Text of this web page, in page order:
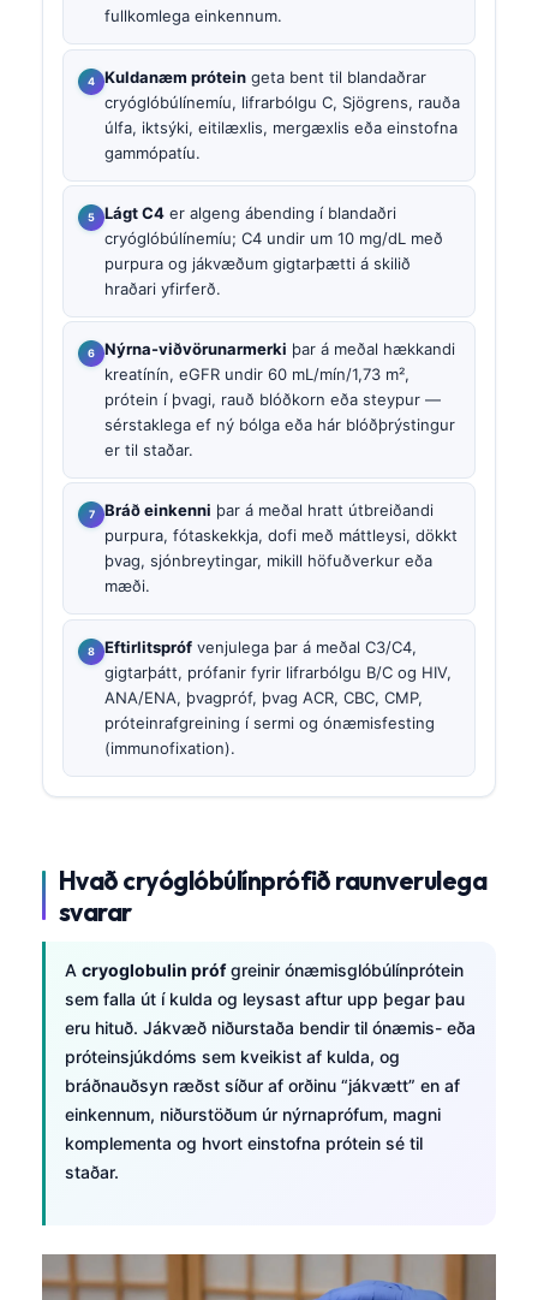
fullkomlega einkennum.
Kuldanæm prótein geta bent til blandaðrar
cryóglóbúlínemíu, lifrarbólgu C, Sjögrens, rauða
úlfa, iktsýki, eitilæxlis, mergæxlis eða einstofna
gammópatíu.
Lágt C4 er algeng ábending í blandaðri
cryóglóbúlínemíu; C4 undir um 10 mg/dL með
purpura og jákvæðum gigtarþætti á skilið
hraðari yfirferð.
Nýrna-viðvörunarmerki þar á meðal hækkandi
kreatínín, eGFR undir 60 mL/mín/1,73 m²,
prótein í þvagi, rauð blóðkorn eða steypur —
sérstaklega ef ný bólga eða hár blóðþrýstingur
er til staðar.
Bráð einkenni þar á meðal hratt útbreiðandi
purpura, fótaskekkja, dofi með máttleysi, dökkt
þvag, sjónbreytingar, mikill höfuðverkur eða
mæði.
Eftirlitspróf venjulega þar á meðal C3/C4,
gigtarþátt, prófanir fyrir lifrarbólgu B/C og HIV,
ANA/ENA, þvagpróf, þvag ACR, CBC, CMP,
próteinrafgreining í sermi og ónæmisfesting
(immunofixation).
Hvað cryóglóbúlínprófið raunverulega
svarar
A cryoglobulin prófgreinir ónæmisglóbúlínprótein
sem falla út í kulda og leysast aftur upp þegar þau
eru hituð. Jákvæð niðurstaða bendir til ónæmis- eða
próteinsjúkdóms sem kveikist af kulda, og
bráðnauðsyn ræðst síður af orðinu “jákvætt” en af
einkennum, niðurstöðum úr nýrnaprófum, magni
komplementa og hvort einstofna prótein sé til
staðar.